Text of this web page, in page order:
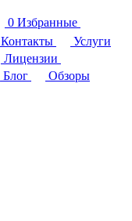
0 Избранные
Контакты
Услуги
Лицензии
Блог
Обзоры